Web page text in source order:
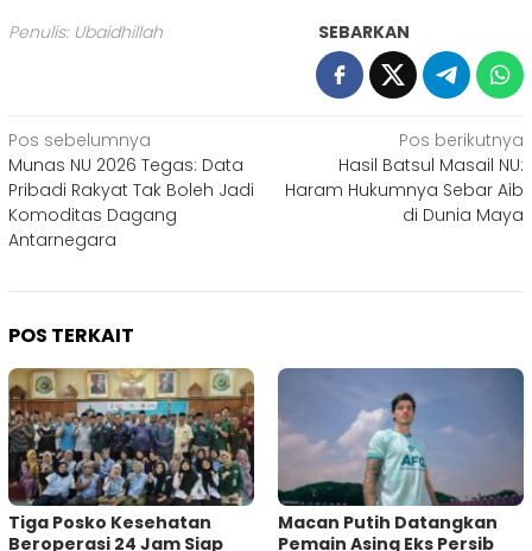
Penulis: Ubaidhillah SEBARKAN
Navigasi
pos
Pos sebelumnya
Munas NU 2026 Tegas: Data
Pribadi Rakyat Tak Boleh Jadi
Komoditas Dagang
Antarnegara
Pos berikutnya
Hasil Batsul Masail NU:
Haram Hukumnya Sebar Aib
di Dunia Maya
POS TERKAIT
Tiga Posko Kesehatan
Beroperasi 24 Jam Siap
Macan Putih Datangkan
Pemain Asing Eks Persib